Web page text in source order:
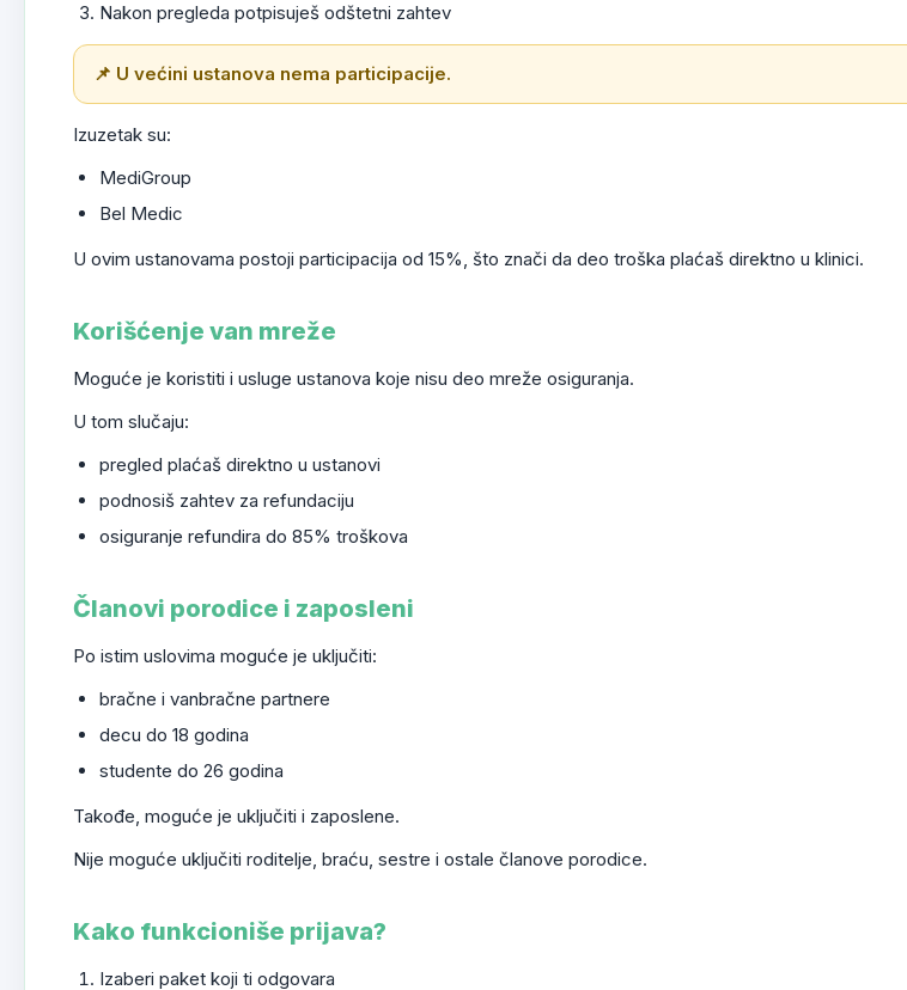
Nakon pregleda potpisuješ odštetni zahtev
📌 U većini ustanova nema participacije.
Izuzetak su:
MediGroup
Bel Medic
U ovim ustanovama postoji participacija od 15%, što znači da deo troška plaćaš direktno u klinici.
Korišćenje van mreže
Moguće je koristiti i usluge ustanova koje nisu deo mreže osiguranja.
U tom slučaju:
pregled plaćaš direktno u ustanovi
podnosiš zahtev za refundaciju
osiguranje refundira do 85% troškova
Članovi porodice i zaposleni
Po istim uslovima moguće je uključiti:
bračne i vanbračne partnere
decu do 18 godina
studente do 26 godina
Takođe, moguće je uključiti i zaposlene.
Nije moguće uključiti roditelje, braću, sestre i ostale članove porodice.
Kako funkcioniše prijava?
Izaberi paket koji ti odgovara